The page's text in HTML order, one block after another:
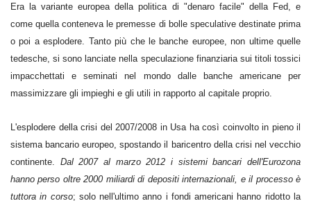
Era la variante europea della politica di "denaro facile" della Fed, e
come quella conteneva le premesse di bolle speculative destinate prima
o poi a esplodere. Tanto più che le banche europee, non ultime quelle
tedesche, si sono lanciate nella speculazione finanziaria sui titoli tossici
impacchettati e seminati nel mondo dalle banche americane per
massimizzare gli impieghi e gli utili in rapporto al capitale proprio.
L'esplodere della crisi del 2007/2008 in Usa ha così coinvolto in pieno il
sistema bancario europeo, spostando il baricentro della crisi nel vecchio
continente. Dal 2007 al marzo 2012 i sistemi bancari dell'Eurozona
hanno perso oltre 2000 miliardi di depositi internazionali, e il processo è
tuttora in corso; solo nell'ultimo anno i fondi americani hanno ridotto la